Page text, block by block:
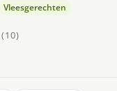
Vleesgerechten